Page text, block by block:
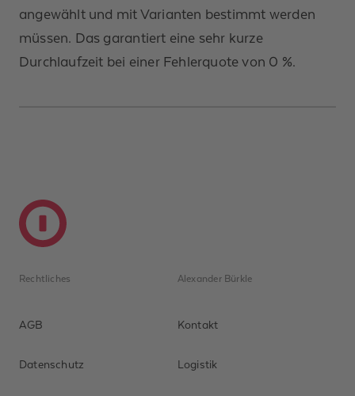
angewählt und mit Varianten bestimmt werden
müssen. Das garantiert eine sehr kurze
Durchlaufzeit bei einer Fehlerquote von 0 %.
Rechtliches
AGB
Datenschutz
Alexander Bürkle
Kontakt
Logistik